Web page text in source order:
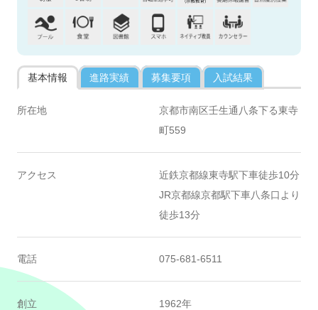
基本情報 進路実績 募集要項 入試結果
所在地
京都市南区壬生通八条下る東寺
町559
アクセス
近鉄京都線東寺駅下車徒歩10分
JR京都線京都駅下車八条口より
徒歩13分
電話 075-681-6511
創立 1962年